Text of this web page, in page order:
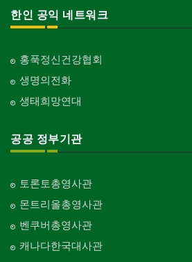
한인 공익 네트워크
홍푹정신건강협회
생명의전화
생태희망연대
공공 정부기관
토론토총영사관
몬트리올총영사관
벤쿠버총영사관
캐나다한국대사관